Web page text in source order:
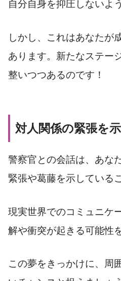
自分自身を抑圧しないよ
しかし、これはあなたが
あります。新たなステー
整いつつあるのです！
対人関係の緊張を
警察官との会話は、あな
緊張や葛藤を示している
現実世界でのコミュニケ
解や衝突が起きる可能性
この夢をきっかけに、周